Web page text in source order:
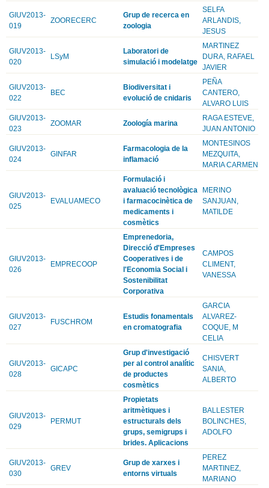
GIUV2013-
019
ZOORECERC
Grup de recerca en
zoologia
SELFA
ARLANDIS,
JESUS
GIUV2013-
020
LSyM
Laboratori de
simulació i modelatge
MARTINEZ
DURA, RAFAEL
JAVIER
GIUV2013-
022
BEC
Biodiversitat i
evolució de cnidaris
PEÑA
CANTERO,
ALVARO LUIS
GIUV2013-
023
ZOOMAR Zoología marina
RAGA ESTEVE,
JUAN ANTONIO
GIUV2013-
024
GINFAR
Farmacologia de la
inflamació
MONTESINOS
MEZQUITA,
MARIA CARMEN
GIUV2013-
025
EVALUAMECO
Formulació i
avaluació tecnològica
i farmacocinètica de
medicaments i
cosmètics
MERINO
SANJUAN,
MATILDE
GIUV2013-
026
EMPRECOOP
Emprenedoria,
Direcció d'Empreses
Cooperatives i de
l'Economia Social i
Sostenibilitat
Corporativa
CAMPOS
CLIMENT,
VANESSA
GIUV2013-
027
FUSCHROM
Estudis fonamentals
en cromatografia
GARCIA
ALVAREZ-
COQUE, M
CELIA
GIUV2013-
028
GICAPC
Grup d'investigació
per al control analític
de productes
cosmètics
CHISVERT
SANIA,
ALBERTO
GIUV2013-
029
PERMUT
Propietats
aritmètiques i
estructurals dels
grups, semigrups i
brides. Aplicacions
BALLESTER
BOLINCHES,
ADOLFO
GIUV2013-
030
GREV
Grup de xarxes i
entorns virtuals
PEREZ
MARTINEZ,
MARIANO